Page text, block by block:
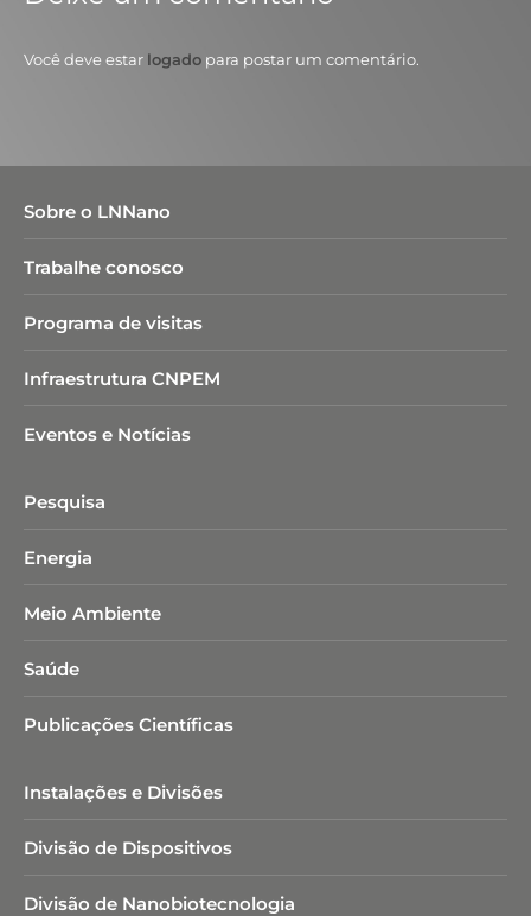
Você deve estar logado para postar um comentário.
Sobre o LNNano
Trabalhe conosco
Programa de visitas
Infraestrutura CNPEM
Eventos e Notícias
Pesquisa
Energia
Meio Ambiente
Saúde
Publicações Científicas
Instalações e Divisões
Divisão de Dispositivos
Divisão de Nanobiotecnologia​